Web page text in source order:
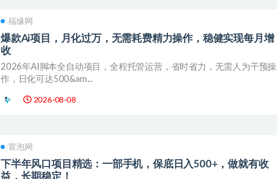
福缘网
爆款Ai项目，月化过万，无需耗费精力操作，稳健实现每月增
收
2026年AI脚本全自动项目，全程托管运营，省时省力，无需人为干预操
作，日化可达500&am...
2026-08-08
冒泡网
下半年风口项目精选：一部手机，保底日入500+，做就有收
益，长期稳定！